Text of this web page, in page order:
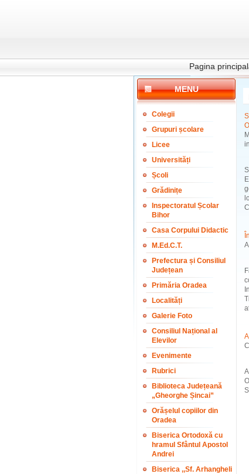
Pagina
MENU
Colegii
Grupuri școlare
Licee
Universități
Școli
Grădinițe
Inspectoratul Școlar
Bihor
Casa Corpului Didactic
M.Ed.C.T.
Prefectura și Consiliul
Județean
Primăria Oradea
Localități
Galerie Foto
Consiliul Național al
Elevilor
Evenimente
Rubrici
Biblioteca Județeană
„Gheorghe Șincai”
Orășelul copiilor din
Oradea
Biserica Ortodoxă cu
hramul Sfântul Apostol
Andrei
Biserica ,,Sf. Arhangheli